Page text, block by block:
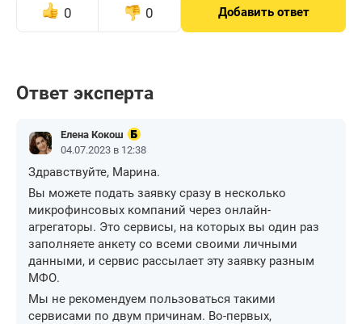
0 0 Добавить ответ
Ответ эксперта
Елена Кокош
04.07.2023 в 12:38
Здравствуйте, Марина.
Вы можете подать заявку сразу в несколько
микрофинсовых компаний через онлайн-
агрегаторы. Это сервисы, на которых вы один раз
заполняете анкету со всеми своими личными
данными, и сервис рассылает эту заявку разным
МФО.
Мы не рекомендуем пользоваться такими
сервисами по двум причинам. Во-первых,